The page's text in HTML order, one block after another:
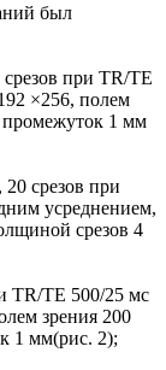
был
при TR/TE
×256, полем
промежуток 1 мм
срезов при
усреднением,
срезов 4
TR/TE 500/25 мс
зрения 200
1 мм(рис. 2);